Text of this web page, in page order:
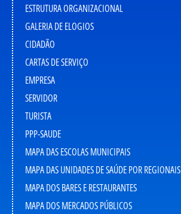
ESTRUTURA ORGANIZACIONAL
GALERIA DE ELOGIOS
CIDADÃO
CARTAS DE SERVIÇO
EMPRESA
SERVIDOR
TURISTA
PPP-SAUDE
MAPA DAS ESCOLAS MUNICIPAIS
MAPA DAS UNIDADES DE SAÚDE POR REGIONAIS
MAPA DOS BARES E RESTAURANTES
MAPA DOS MERCADOS PÚBLICOS